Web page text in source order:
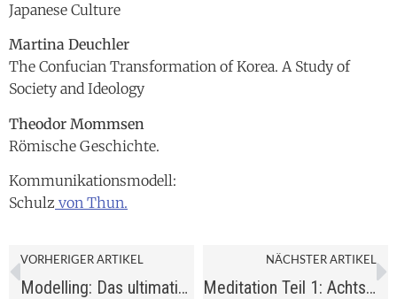
Japanese Culture
Martina Deuchler
The Confucian Transformation of Korea. A Study of
Society and Ideology
Theodor Mommsen
Römische Geschichte.
Kommunikationsmodell:
Schulz von Thun.
VORHERIGER ARTIKEL
Modelling: Das ultimative Lernen
NÄCHSTER ARTIKEL
Meditation Teil 1: Achtsamkeit